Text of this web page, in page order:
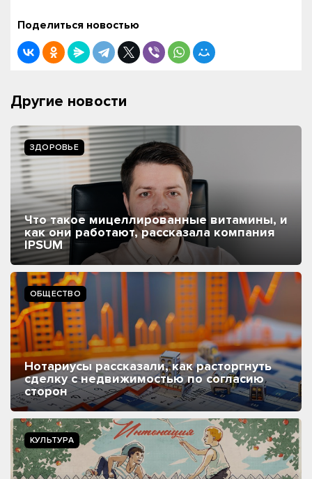
Поделиться новостью
Другие новости
ЗДОРОВЬЕ
Что такое мицеллированные витамины, и
как они работают, рассказала компания
IPSUM
ОБЩЕСТВО
Нотариусы рассказали, как расторгнуть
сделку с недвижимостью по согласию
сторон
КУЛЬТУРА